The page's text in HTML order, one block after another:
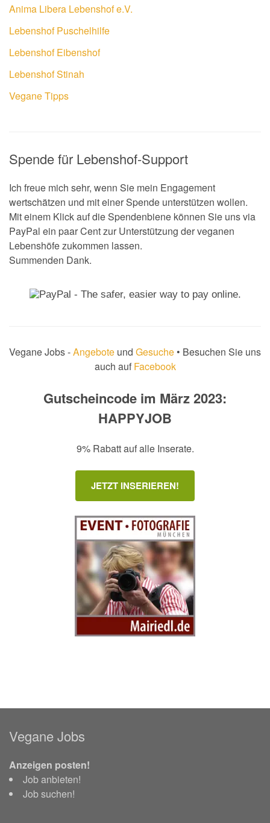
Anima Libera Lebenshof e.V.
Lebenshof Puschelhilfe
Lebenshof Eibenshof
Lebenshof Stinah
Vegane Tipps
Spende für Lebenshof-Support
Ich freue mich sehr, wenn Sie mein Engagement
wertschätzen und mit einer Spende unterstützen wollen.
Mit einem Klick auf die Spendenbiene können Sie uns via
PayPal ein paar Cent zur Unterstützung der veganen
Lebenshöfe zukommen lassen.
Summenden Dank.
Vegane Jobs -Angebote und Gesuche • Besuchen Sie uns
auch auf Facebook
Gutscheincode im März 2023:
HAPPYJOB
9% Rabatt auf alle Inserate.
JETZT INSERIEREN!
Vegane Jobs
Anzeigen posten!
Job anbieten!
Job suchen!